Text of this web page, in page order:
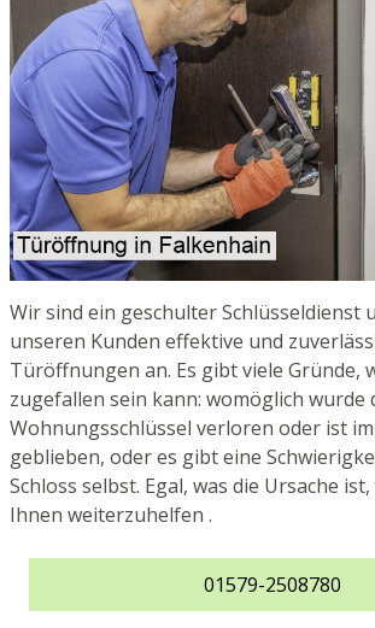
Wir sind ein geschulter Schlüsseldienst
unseren Kunden effektive und
Türöffnungen an. Es gibt viele Gründe,
zugefallen sein kann: womöglich wurde
Wohnungsschlüssel verloren oder ist
geblieben, oder es gibt eine
Schloss selbst. Egal, was die Ursache
Ihnen weiterzuhelfen .
01579-2508780